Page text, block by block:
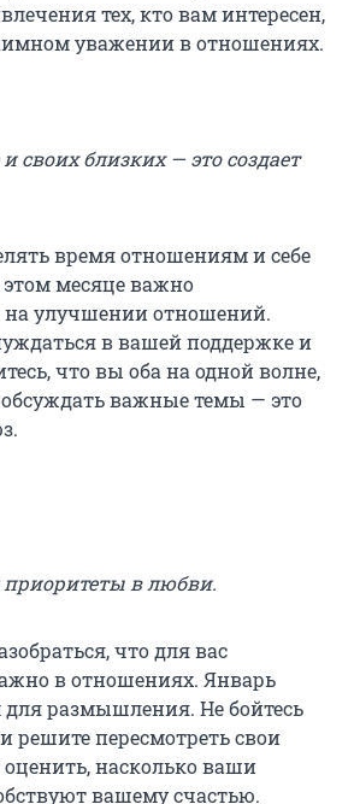
тех, кто вам интересен,
уважении в отношениях.
и своих близких — это создает
время отношениям и себе
месяце важно
на улучшении отношений.
в вашей поддержке и
что вы оба на одной волне,
обсуждать важные темы — это
приоритеты в любви.
что для вас
в отношениях. Январь
для размышления. Не бойтесь
решите пересмотреть свои
насколько ваши
вашему счастью.